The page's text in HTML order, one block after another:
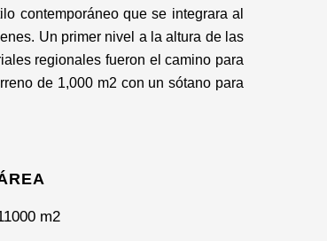
contemporáneo que se integrara al
Un primer nivel a la altura de las
regionales fueron el camino para
de 1,000 m2 con un sótano para
m2